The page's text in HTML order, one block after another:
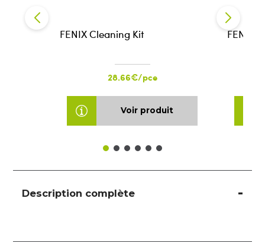
FENIX Cleaning Kit
28.66€/pce
Voir produit
FENIX
Description complète